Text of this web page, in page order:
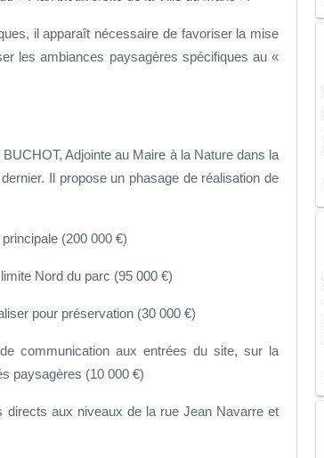
il apparaît nécessaire de favoriser la mise
les ambiances paysagères spécifiques au «
Adjointe au Maire à la Nature dans la
Il propose un phasage de réalisation de
principale (200 000 €)
Nord du parc (95 000 €)
pour préservation (30 000 €)
communication aux entrées du site, sur la
paysagères (10 000 €)
aux niveaux de la rue Jean Navarre et